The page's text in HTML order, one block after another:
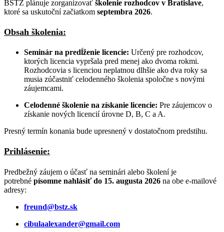
BSTZ plánuje zorganizovať školenie rozhodcov v Bratislave,
ktoré sa uskutoční začiatkom septembra 2026.
Obsah školenia:
Seminár na predĺženie licencie: Určený pre rozhodcov,
ktorých licencia vypršala pred menej ako dvoma rokmi.
Rozhodcovia s licenciou neplatnou dlhšie ako dva roky sa
musia zúčastniť celodenného školenia spoločne s novými
záujemcami.
Celodenné školenie na získanie licencie: Pre záujemcov o
získanie nových licencií úrovne D, B, C a A.
Presný termín konania bude upresnený v dostatočnom predstihu.
Prihlásenie:
Predbežný záujem o účasť na seminári alebo školení je
potrebné písomne nahlásiť do 15. augusta 2026 na obe e-mailové
adresy:
freund@bstz.sk
cibulaalexander@gmail.com